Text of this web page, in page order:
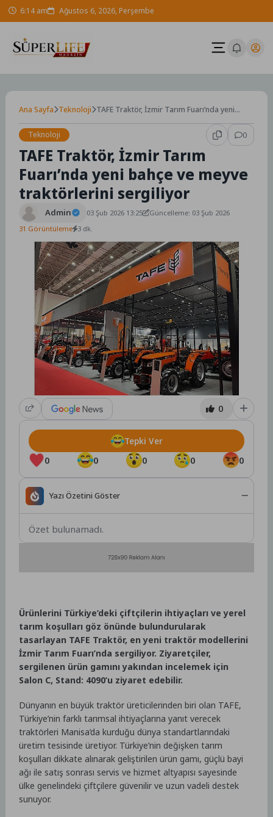
Skip 6:14 am Ağustos 6, 2026, Perşembe
Ana Sayfa Teknoloji TAFE Traktör, İzmir Tarım Fuarı’nda yeni
Teknoloji
0
TAFE Traktör, İzmir Tarım
Fuarı’nda yeni bahçe ve meyve
traktörlerini sergiliyor
Admin 03 Şub 2026 13:25
Güncelleme: 03 Şub 2026
31 Görüntüleme 3 dk.
0
0 0 0 0 0
Tepki Ver
Yazı Özetini Göster
Özet bulunamadı.
Ürünlerini Türkiye’deki çiftçilerin ihtiyaçları ve yerel
tarım koşulları göz önünde bulundurularak
tasarlayan TAFE Traktör, en yeni traktör modellerini
İzmir Tarım Fuarı’nda sergiliyor. Ziyaretçiler,
sergilenen ürün gamını yakından incelemek için
Salon C, Stand: 4090’u ziyaret edebilir.
Dünyanın en büyük traktör üreticilerinden biri olan TAFE,
Türkiye’nin farklı tarımsal ihtiyaçlarına yanıt verecek
traktörleri Manisa’da kurduğu dünya standartlarındaki
üretim tesisinde üretiyor. Türkiye’nin değişken tarım
koşulları dikkate alınarak geliştirilen ürün gamı, güçlü bayi
ağı ile satış sonrası servis ve hizmet altyapısı sayesinde
ülke genelindeki çiftçilere güvenilir ve uzun vadeli destek
sunuyor.